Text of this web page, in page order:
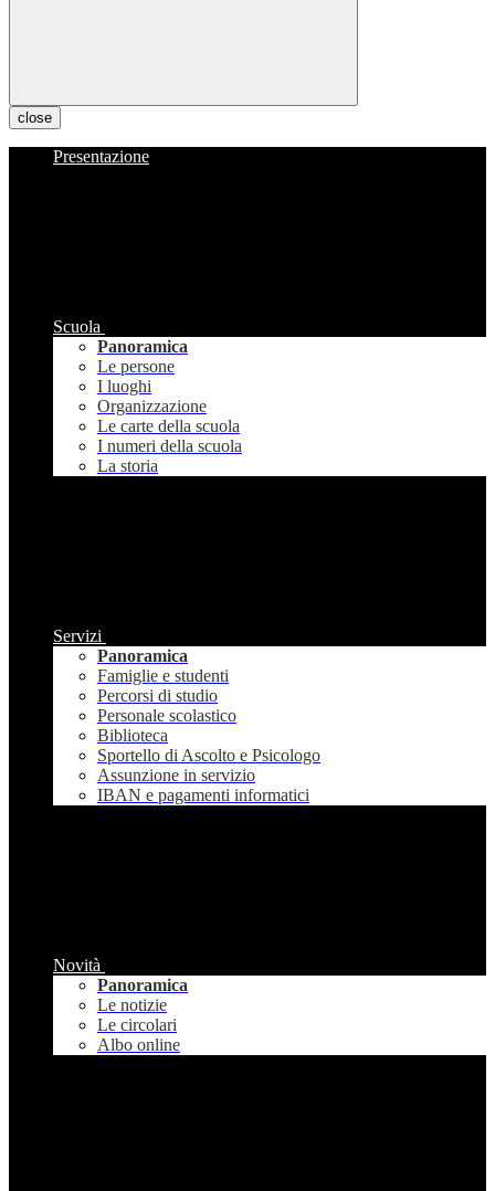
close
Presentazione
Scuola
Panoramica
Le persone
I luoghi
Organizzazione
Le carte della scuola
I numeri della scuola
La storia
Servizi
Panoramica
Famiglie e studenti
Percorsi di studio
Personale scolastico
Biblioteca
Sportello di Ascolto e Psicologo
Assunzione in servizio
IBAN e pagamenti informatici
Novità
Panoramica
Le notizie
Le circolari
Albo online